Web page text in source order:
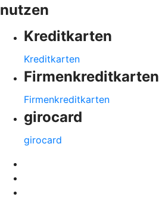
nutzen
Kreditkarten
Kreditkarten
Firmenkreditkarten
Firmenkreditkarten
girocard
girocard